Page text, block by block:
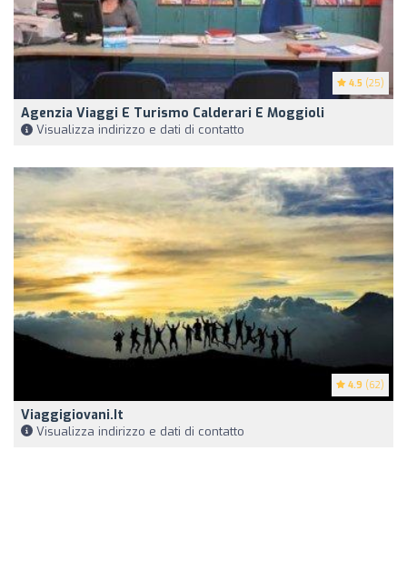
4.5 (25)
Agenzia Viaggi E Turismo Calderari E Moggioli
Visualizza indirizzo e dati di contatto
4.9 (62)
Viaggigiovani.it
Visualizza indirizzo e dati di contatto